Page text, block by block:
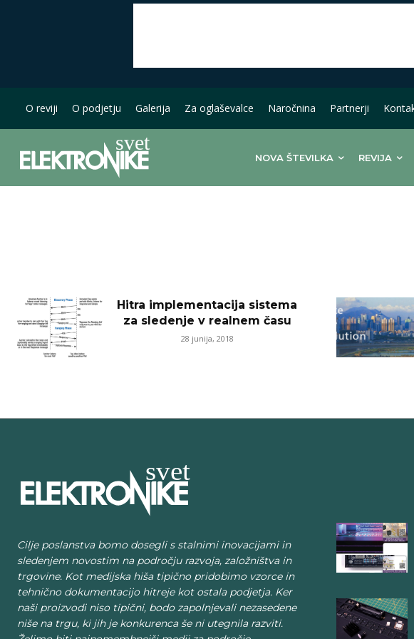
O reviji O podjetju Galerija Za oglaševalce Naročnina Partnerji
NOVA ŠTEVILKA REVIJA
Hitra implementacija sistema
za sledenje v realnem času
28 junija, 2018
Cilje poslanstva bomo dosegli s stalnimi inovacijami in
sledenjem novostim na področju razvoja, založništva in
trgovine. Kot medijska hiša tipično pridobimo vzorce in
tehnično dokumentacijo hitreje kot ostala podjetja. Ker
naši proizvodi niso tipični, bodo zapolnjevali nezasedene
niše na trgu, ki jih je konkurenca še ni utegnila razviti.